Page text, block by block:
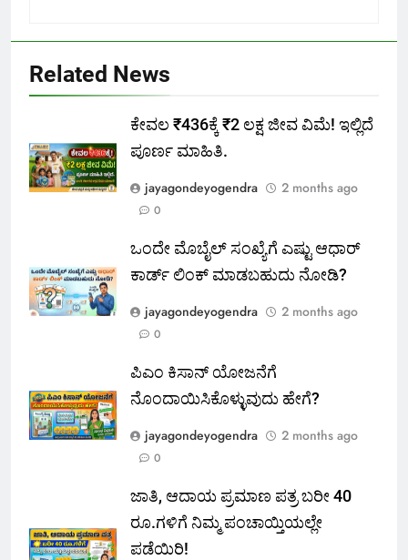
Related News
ಕೇವಲ ₹436ಕ್ಕೆ ₹2 ಲಕ್ಷ ಜೀವ ವಿಮೆ! ಇಲ್ಲಿದೆ
ಪೂರ್ಣ ಮಾಹಿತಿ.
jayagondeyogendra
2 months ago
0
ಒಂದೇ ಮೊಬೈಲ್ ಸಂಖ್ಯೆಗೆ ಎಷ್ಟು ಆಧಾರ್
ಕಾರ್ಡ್ ಲಿಂಕ್ ಮಾಡಬಹುದು ನೋಡಿ?
jayagondeyogendra
2 months ago
0
ಪಿಎಂ ಕಿಸಾನ್ ಯೋಜನೆಗೆ
ನೊಂದಾಯಿಸಿಕೊಳ್ಳುವುದು ಹೇಗೆ?
jayagondeyogendra
2 months ago
0
ಜಾತಿ, ಆದಾಯ ಪ್ರಮಾಣ ಪತ್ರ ಬರೀ 40
ರೂ.ಗಳಿಗೆ ನಿಮ್ಮ ಪಂಚಾಯ್ತಿಯಲ್ಲೇ
ಪಡೆಯಿರಿ!